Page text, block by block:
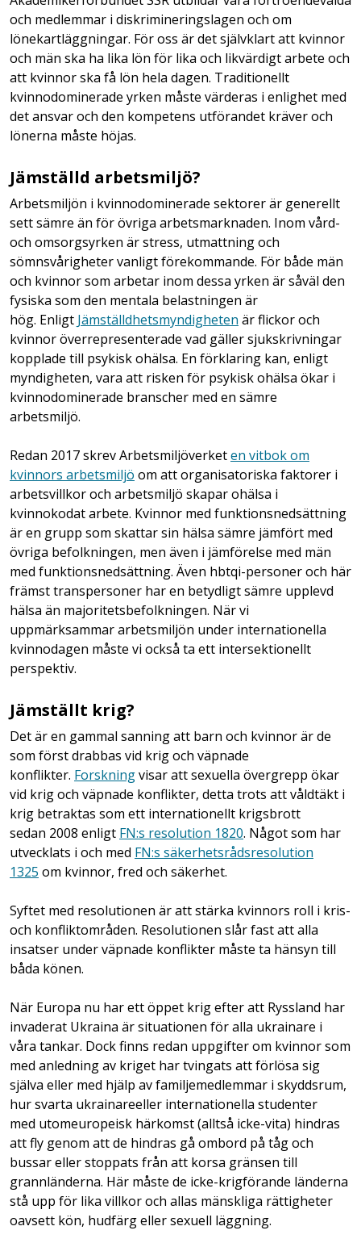
och medlemmar i diskrimineringslagen och om
lönekartläggningar. För oss är det självklart att kvinnor
och män ska ha lika lön för lika och likvärdigt arbete och
att kvinnor ska få lön hela dagen. Traditionellt
kvinnodominerade yrken måste värderas i enlighet med
det ansvar och den kompetens utförandet kräver och
lönerna måste höjas.
Jämställd arbetsmiljö?
Arbetsmiljön i kvinnodominerade sektorer är generellt
sett sämre än för övriga arbetsmarknaden. Inom vård-
och omsorgsyrken är stress, utmattning och
sömnsvårigheter vanligt förekommande. För både män
och kvinnor som arbetar inom dessa yrken är såväl den
fysiska som den mentala belastningen är
hög. Enligt Jämställdhetsmyndigheten är flickor och
kvinnor överrepresenterade vad gäller sjukskrivningar
kopplade till psykisk ohälsa. En förklaring kan, enligt
myndigheten, vara att risken för psykisk ohälsa ökar i
kvinnodominerade branscher med en sämre
arbetsmiljö.
Redan 2017 skrev Arbetsmiljöverketen vitbok om
kvinnors arbetsmiljö om att organisatoriska faktorer i
arbetsvillkor och arbetsmiljö skapar ohälsa i
kvinnokodat arbete. Kvinnor med funktionsnedsättning
är en grupp som skattar sin hälsa sämre jämfört med
övriga befolkningen, men även i jämförelse med män
med funktionsnedsättning. Även hbtqi-personer och här
främst transpersoner har en betydligt sämre upplevd
hälsa än majoritetsbefolkningen. När vi
uppmärksammar arbetsmiljön under internationella
kvinnodagen måste vi också ta ett intersektionellt
perspektiv.
Jämställt krig?
Det är en gammal sanning att barn och kvinnor är de
som först drabbas vid krig och väpnade
konflikter. Forskningvisar att sexuella övergrepp ökar
vid krig och väpnade konflikter, detta trots att våldtäkt i
krig betraktas som ett internationellt krigsbrott
sedan 2008 enligt FN:s resolution 1820. Något som har
utvecklats i och med FN:s säkerhetsrådsresolution
1325 om kvinnor, fred och säkerhet.
Syftet med resolutionen är att stärka kvinnors roll i kris-
och konfliktområden. Resolutionen slår fast att alla
insatser under väpnade konflikter måste ta hänsyn till
båda könen.
När Europa nu har ett öppet krig efter att Ryssland har
invaderat Ukraina är situationen för alla ukrainare i
våra tankar. Dock finns redan uppgifter om kvinnor som
med anledning av kriget har tvingats att förlösa sig
själva eller med hjälp av familjemedlemmar i skyddsrum,
hur svarta ukrainareeller internationella studenter
med utomeuropeisk härkomst (alltså icke-vita) hindras
att fly genom att de hindras gå ombord på tåg och
bussar eller stoppats från att korsa gränsen till
grannländerna. Här måste de icke-krigförande länderna
stå upp för lika villkor och allas mänskliga rättigheter
oavsett kön, hudfärg eller sexuell läggning.